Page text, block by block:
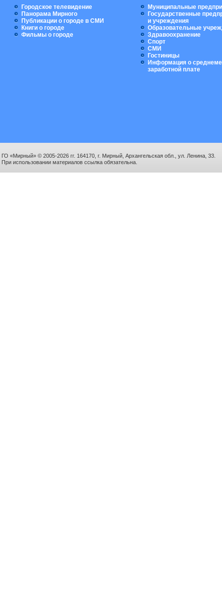
Городское телевидение
Панорама Мирного
Публикации о городе в СМИ
Книги о городе
Фильмы о городе
Муниципальные
Государственные
и учреждения
Образовательные
Здравоохранение
Спорт
СМИ
Гостиницы
Информация о
заработной плате
ГО «Мирный» © 2005-2026 гг. 164170, г. Мирный, Архангельская обл., ул. Ленина, 33.
При использовании материалов ссылка обязательна.